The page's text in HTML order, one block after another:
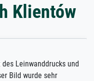
Klientów
und
sehr